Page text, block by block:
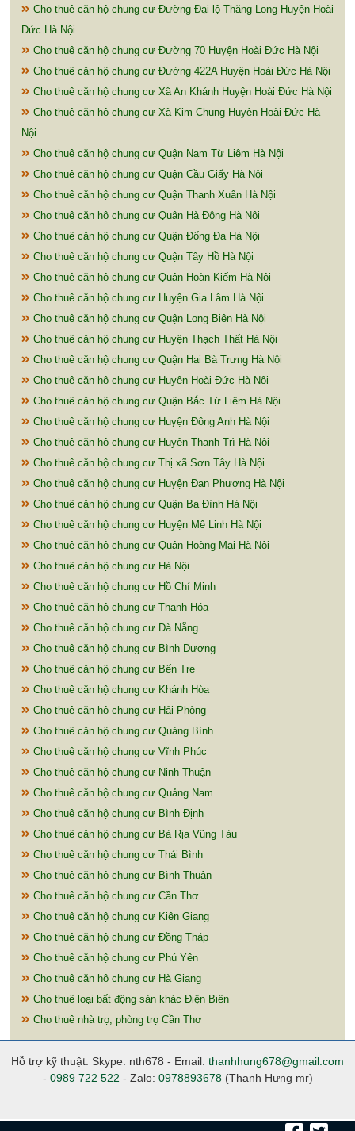
Cho thuê căn hộ chung cư Đường Đại lộ Thăng Long Huyện Hoài
Đức Hà Nội
Cho thuê căn hộ chung cư Đường 70 Huyện Hoài Đức Hà Nội
Cho thuê căn hộ chung cư Đường 422A Huyện Hoài Đức Hà Nội
Cho thuê căn hộ chung cư Xã An Khánh Huyện Hoài Đức Hà Nội
Cho thuê căn hộ chung cư Xã Kim Chung Huyện Hoài Đức Hà
Nội
Cho thuê căn hộ chung cư Quận Nam Từ Liêm Hà Nội
Cho thuê căn hộ chung cư Quận Cầu Giấy Hà Nội
Cho thuê căn hộ chung cư Quận Thanh Xuân Hà Nội
Cho thuê căn hộ chung cư Quận Hà Đông Hà Nội
Cho thuê căn hộ chung cư Quận Đống Đa Hà Nội
Cho thuê căn hộ chung cư Quận Tây Hồ Hà Nội
Cho thuê căn hộ chung cư Quận Hoàn Kiếm Hà Nội
Cho thuê căn hộ chung cư Huyện Gia Lâm Hà Nội
Cho thuê căn hộ chung cư Quận Long Biên Hà Nội
Cho thuê căn hộ chung cư Huyện Thạch Thất Hà Nội
Cho thuê căn hộ chung cư Quận Hai Bà Trưng Hà Nội
Cho thuê căn hộ chung cư Huyện Hoài Đức Hà Nội
Cho thuê căn hộ chung cư Quận Bắc Từ Liêm Hà Nội
Cho thuê căn hộ chung cư Huyện Đông Anh Hà Nội
Cho thuê căn hộ chung cư Huyện Thanh Trì Hà Nội
Cho thuê căn hộ chung cư Thị xã Sơn Tây Hà Nội
Cho thuê căn hộ chung cư Huyện Đan Phượng Hà Nội
Cho thuê căn hộ chung cư Quận Ba Đình Hà Nội
Cho thuê căn hộ chung cư Huyện Mê Linh Hà Nội
Cho thuê căn hộ chung cư Quận Hoàng Mai Hà Nội
Cho thuê căn hộ chung cư Hà Nội
Cho thuê căn hộ chung cư Hồ Chí Minh
Cho thuê căn hộ chung cư Thanh Hóa
Cho thuê căn hộ chung cư Đà Nẵng
Cho thuê căn hộ chung cư Bình Dương
Cho thuê căn hộ chung cư Bến Tre
Cho thuê căn hộ chung cư Khánh Hòa
Cho thuê căn hộ chung cư Hải Phòng
Cho thuê căn hộ chung cư Quảng Bình
Cho thuê căn hộ chung cư Vĩnh Phúc
Cho thuê căn hộ chung cư Ninh Thuận
Cho thuê căn hộ chung cư Quảng Nam
Cho thuê căn hộ chung cư Bình Định
Cho thuê căn hộ chung cư Bà Rịa Vũng Tàu
Cho thuê căn hộ chung cư Thái Bình
Cho thuê căn hộ chung cư Bình Thuận
Cho thuê căn hộ chung cư Cần Thơ
Cho thuê căn hộ chung cư Kiên Giang
Cho thuê căn hộ chung cư Đồng Tháp
Cho thuê căn hộ chung cư Phú Yên
Cho thuê căn hộ chung cư Hà Giang
Cho thuê loại bất động sản khác Điện Biên
Cho thuê nhà trọ, phòng trọ Cần Thơ
Hỗ trợ kỹ thuật: Skype: nth678 - Email: thanhhung678@gmail.com
- 0989 722 522 - Zalo: 0978893678(Thanh Hưng mr)